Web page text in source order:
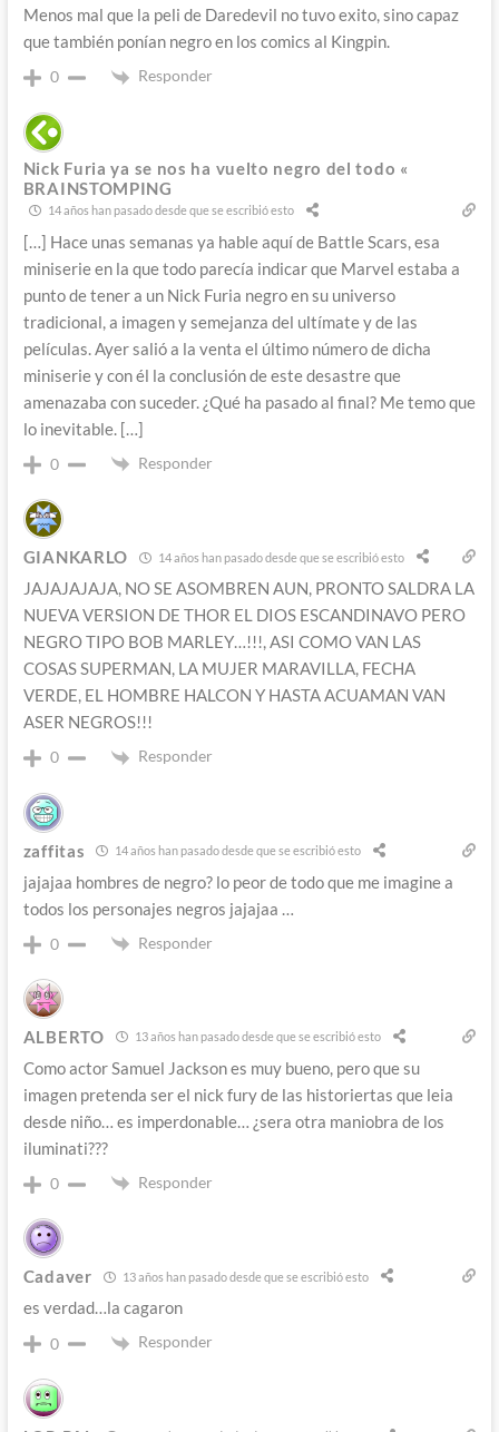
Menos mal que la peli de Daredevil no tuvo exito, sino capaz
que también ponían negro en los comics al Kingpin.
0 Responder
Nick Furia ya se nos ha vuelto negro del todo «
BRAINSTOMPING
14 años han pasado desde que se escribió esto
[…] Hace unas semanas ya hable aquí de Battle Scars, esa
miniserie en la que todo parecía indicar que Marvel estaba a
punto de tener a un Nick Furia negro en su universo
tradicional, a imagen y semejanza del ultímate y de las
películas. Ayer salió a la venta el último número de dicha
miniserie y con él la conclusión de este desastre que
amenazaba con suceder. ¿Qué ha pasado al final? Me temo que
lo inevitable. […]
0 Responder
GIANKARLO 14 años han pasado desde que se escribió esto
JAJAJAJAJA, NO SE ASOMBREN AUN, PRONTO SALDRA LA
NUEVA VERSION DE THOR EL DIOS ESCANDINAVO PERO
NEGRO TIPO BOB MARLEY…!!!, ASI COMO VAN LAS
COSAS SUPERMAN, LA MUJER MARAVILLA, FECHA
VERDE, EL HOMBRE HALCON Y HASTA ACUAMAN VAN
ASER NEGROS!!!
0 Responder
zaffitas 14 años han pasado desde que se escribió esto
jajajaa hombres de negro? lo peor de todo que me imagine a
todos los personajes negros jajajaa …
0 Responder
ALBERTO 13 años han pasado desde que se escribió esto
Como actor Samuel Jackson es muy bueno, pero que su
imagen pretenda ser el nick fury de las historiertas que leia
desde niño… es imperdonable… ¿sera otra maniobra de los
iluminati???
0 Responder
Cadaver 13 años han pasado desde que se escribió esto
es verdad…la cagaron
0 Responder